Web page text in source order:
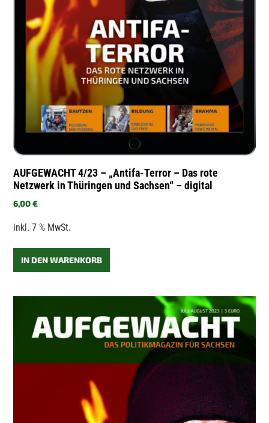
AUFGEWACHT 4/23 – „Antifa-Terror – Das rote
Netzwerk in Thüringen und Sachsen“ – digital
6,00€
inkl. 7 % MwSt.
IN DEN WARENKORB